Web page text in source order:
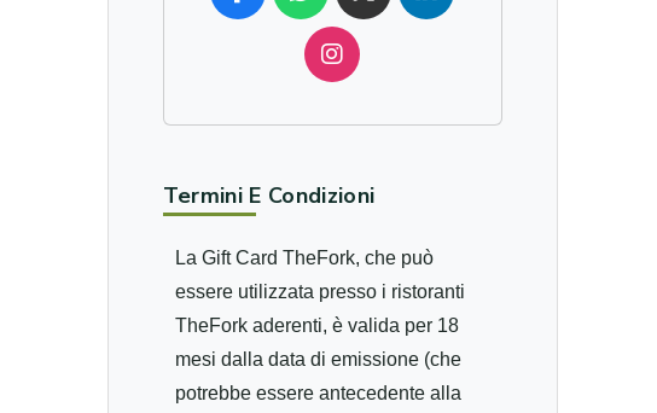
Termini E Condizioni
La Gift Card TheFork, che può
essere utilizzata presso i ristoranti
TheFork aderenti, è valida per 18
mesi dalla data di emissione (che
potrebbe essere antecedente alla